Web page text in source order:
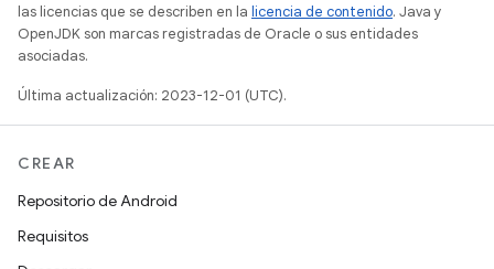
las licencias que se describen en la licencia de contenido. Java y
OpenJDK son marcas registradas de Oracle o sus entidades
asociadas.
Última actualización: 2023-12-01 (UTC).
CREAR
Repositorio de Android
Requisitos